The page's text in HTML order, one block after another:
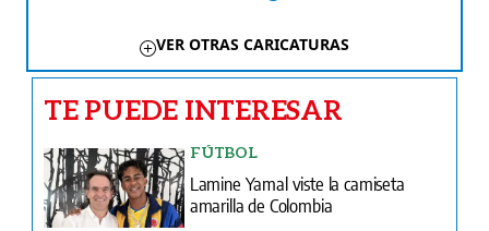
VER OTRAS CARICATURAS
TE PUEDE INTERESAR
FÚTBOL
Lamine Yamal viste la camiseta
amarilla de Colombia